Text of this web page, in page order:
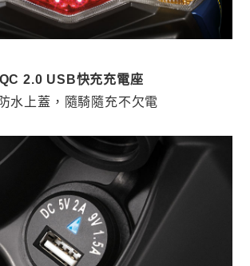
QC 2.0 USB快充充電座
水上蓋，隨騎隨充不欠電